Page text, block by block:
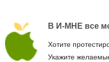
В И-МНЕ все
Хотите
Укажите